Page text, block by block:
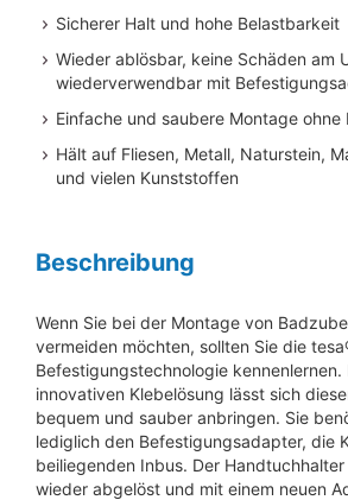
Sicherer Halt und hohe Belastbarkeit
Wieder ablösbar, keine Schäden am
wiederverwendbar mit
Einfache und saubere Montage ohne
Hält auf Fliesen, Metall, Naturstein,
und vielen Kunststoffen
Beschreibung
Wenn Sie bei der Montage von
vermeiden möchten, sollten Sie die
Befestigungstechnologie kennenlernen.
innovativen Klebelösung lässt sich
bequem und sauber anbringen. Sie
lediglich den Befestigungsadapter, die
beiliegenden Inbus. Der
wieder abgelöst und mit einem neuen